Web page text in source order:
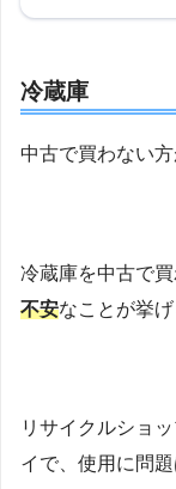
冷蔵庫
中古で買わない方
冷蔵庫を中古で
不安なことが挙げ
リサイクルショ
イで、使用に問